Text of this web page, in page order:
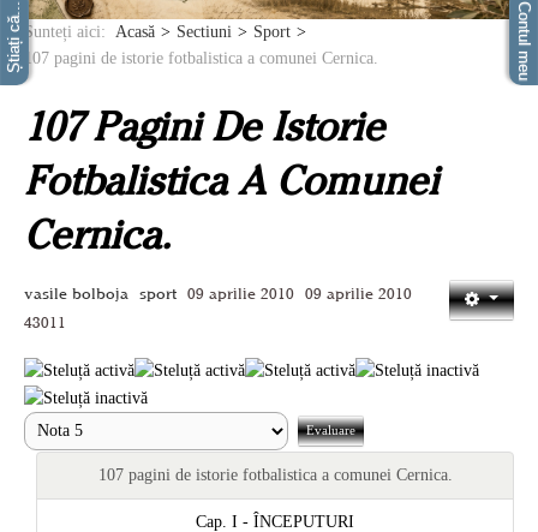
Sunteți aici: Acasă Sectiuni
Sport
107 pagini de istorie fotbalistica a comunei Cernica.
107 Pagini De Istorie
Fotbalistica A Comunei
Cernica.
vasile bolboja sport 09 aprilie 2010 09 aprilie 2010
43011
107 pagini de istorie fotbalistica a comunei Cernica.
Cap. I - ÎNCEPUTURI
Știați că... Contul meu